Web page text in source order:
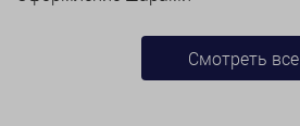
Смотреть все